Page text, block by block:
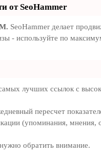
от SeoHammer
SeoHammer делает
- используйте по
лучших ссылок с
пересчет
(упоминания, мнения,
обратить внимание.